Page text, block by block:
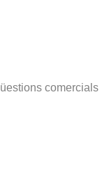
comercials